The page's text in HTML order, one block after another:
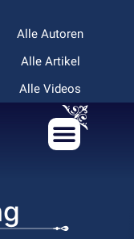
Alle Autoren
Alle Artikel
Alle Videos